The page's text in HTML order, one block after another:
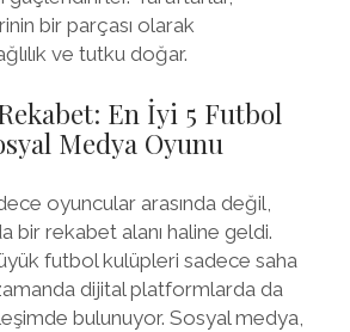
bir parçası olarak
ve tutku doğar.
Rekabet: En İyi 5 Futbol
Medya Oyunu
oyuncular arasında değil,
bir rekabet alanı haline geldi.
futbol kulüpleri sadece saha
dijital platformlarda da
bulunuyor. Sosyal medya,